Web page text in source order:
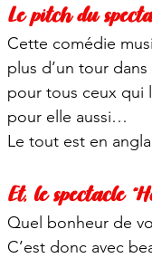
Le pitch du
Cette comédie
plus d’un tour
pour tous ceux qui
pour elle aussi…
Le tout est en
Et, le spectacle
Quel bonheur de
C’est donc avec